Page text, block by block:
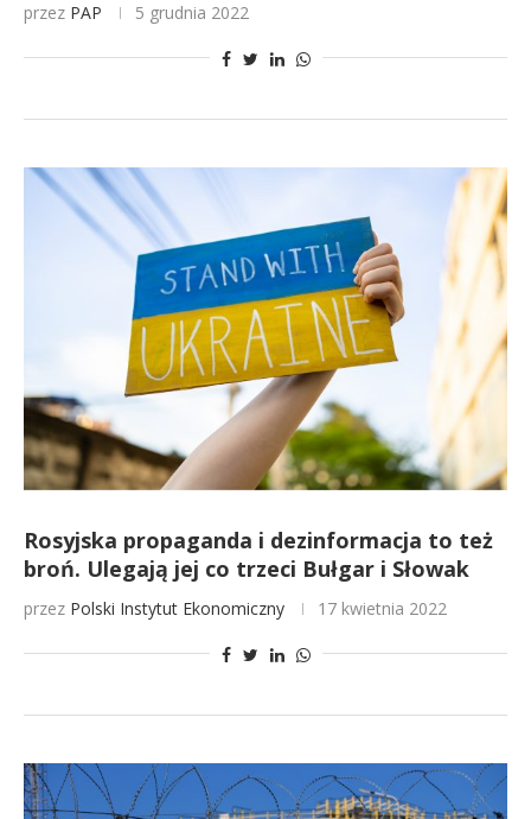
przez PAP 5 grudnia 2022
Rosyjska propaganda i dezinformacja to też
broń. Ulegają jej co trzeci Bułgar i Słowak
przez Polski Instytut Ekonomiczny 17 kwietnia 2022